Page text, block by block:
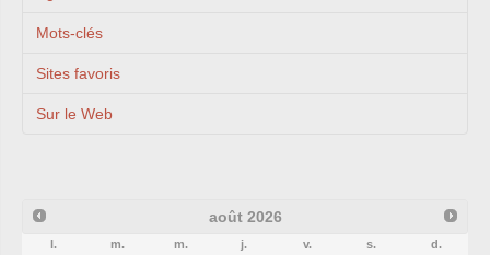
Mots-clés
Sites favoris
Sur le Web
août 2026
l. m. m. j. v. s.
d.